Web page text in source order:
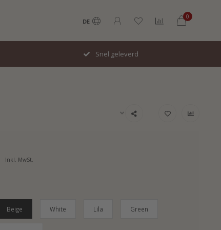
DE
0
Snel geleverd
Inkl. MwSt.
Beige White Lila Green